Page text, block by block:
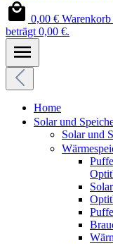
0,00 €
beträgt 0,00 €.
Home
Solar und
Solar und